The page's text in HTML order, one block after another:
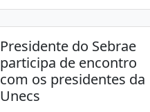
Presidente do Sebrae
participa de encontro
com os presidentes da
Unecs